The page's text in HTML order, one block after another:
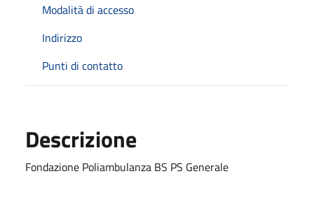
Modalità di accesso
Indirizzo
Punti di contatto
Descrizione
Fondazione Poliambulanza BS PS Generale